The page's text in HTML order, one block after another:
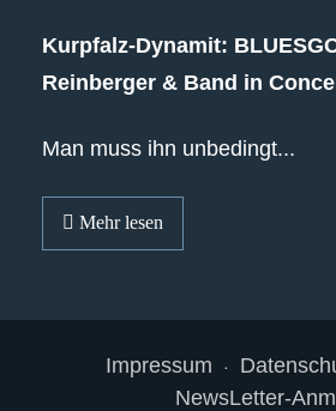
Kurpfalz‐Dynamit:
Reinberger & Band in
Man muss ihn unbedingt...
Mehr lesen
Impressum
NewsLetter-